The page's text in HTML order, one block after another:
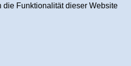
Funktionalität dieser Website